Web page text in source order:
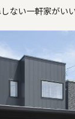
ない一軒家がい